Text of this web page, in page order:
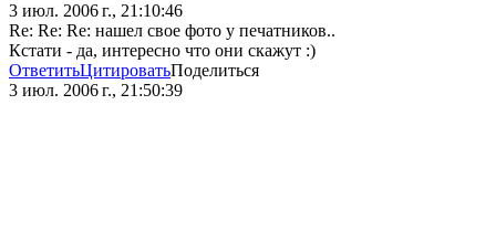
3 июл. 2006 г., 21:10:46
Re: Re: Re: нашел свое фото у печатников..
Кстати - да, интересно что они скажут :)
ОтветитьЦитироватьПоделиться
3 июл. 2006 г., 21:50:39